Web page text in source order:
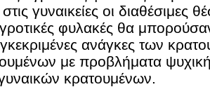
γυναικείες οι διαθέσιμες
φυλακές θα
ανάγκες των
με προβλήματα
κρατουμένων.